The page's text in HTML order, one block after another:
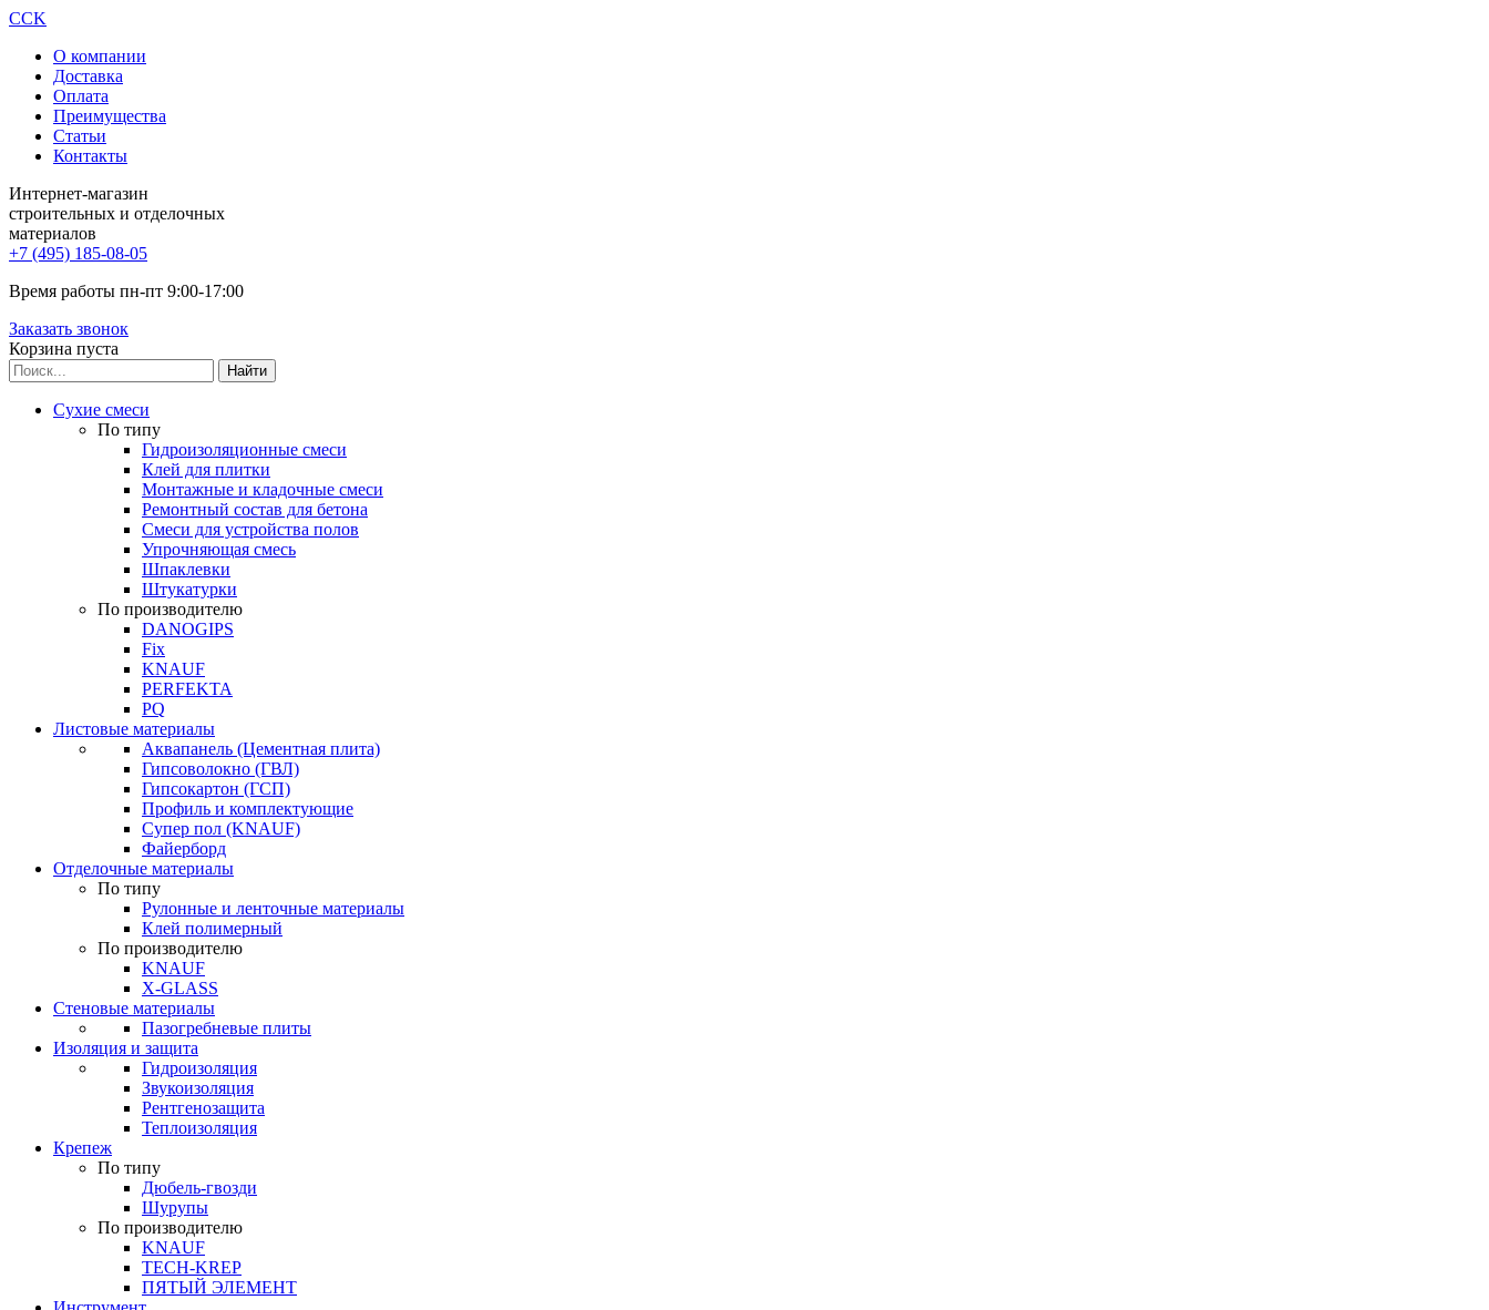
CCK
О компании
Доставка
Оплата
Преимущества
Статьи
Контакты
Интернет-магазин
строительных и отделочных
материалов
+7 (495) 185-08-05
Время работы пн-пт 9:00-17:00
Заказать звонок
Корзина пуста
Сухие смеси
По типу
Гидроизоляционные смеси
Клей для плитки
Монтажные и кладочные смеси
Ремонтный состав для бетона
Смеси для устройства полов
Упрочняющая смесь
Шпаклевки
Штукатурки
По производителю
DANOGIPS
Fix
KNAUF
PERFEKTA
PQ
Листовые материалы
Аквапанель (Цементная плита)
Гипсоволокно (ГВЛ)
Гипсокартон (ГСП)
Профиль и комплектующие
Супер пол (KNAUF)
Файерборд
Отделочные материалы
По типу
Рулонные и ленточные материалы
Клей полимерный
По производителю
KNAUF
X-GLASS
Стеновые материалы
Пазогребневые плиты
Изоляция и защита
Гидроизоляция
Звукоизоляция
Рентгенозащита
Теплоизоляция
Крепеж
По типу
Дюбель-гвозди
Шурупы
По производителю
KNAUF
TECH-KREP
ПЯТЫЙ ЭЛЕМЕНТ